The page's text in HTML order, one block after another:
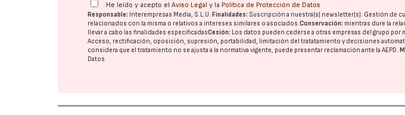
He leído y acepto elAviso Legal y la Política de Protección de Datos
Responsable: Interempresas Media, S.L.U. Finalidades: Suscripción a nuestra(s) newsletter(s). Gestión de
relacionados con la misma o relativos a intereses similares o asociados.Conservación: mientras dure la
llevar a cabo las finalidades especificadasCesión: Los datos pueden cederse a otras empresas del grupo por
Acceso, rectificación, oposición, supresión, portabilidad, limitación del tratatamiento y decisiones
considera que el tratamiento no se ajusta a la normativa vigente, puede presentar reclamación ante laAEPD.
Datos